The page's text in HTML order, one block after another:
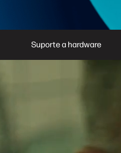
Suporte a hardware